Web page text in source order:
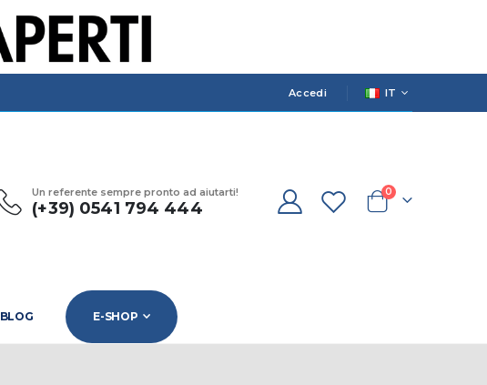
Accedi LANGUAGE
IT
Un referente sempre pronto ad aiutarti!
(+39) 0541 794 444 Cart
0prodotti
BLOG E-SHOP